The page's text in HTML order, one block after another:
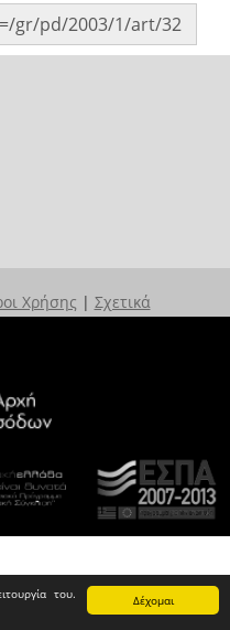
Δέχομαι
του.
Χρήσης | Σχετικά